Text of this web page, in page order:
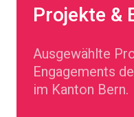
Projekte &
Ausgewählte
Engagements
im Kanton Bern.